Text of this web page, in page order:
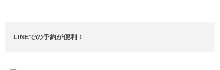
LINEでの予約が便利！